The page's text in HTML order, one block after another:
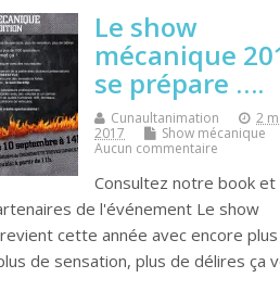
Le show
mécanique
se prépare ….
Cunaultanimation
2
2017
Show mécanique
Aucun commentaire
Consultez notre book et
de l'événement Le show
cette année avec encore
de sensation, plus de délires ça